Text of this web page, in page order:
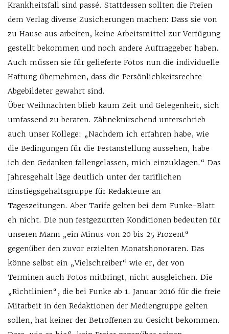
Krankheitsfall sind passé. Stattdessen sollten die Freien
dem Verlag diverse Zusicherungen machen: Dass sie von
zu Hause aus arbeiten, keine Arbeitsmittel zur Verfügung
gestellt bekommen und noch andere Auftraggeber haben.
Auch müssen sie für gelieferte Fotos nun die individuelle
Haftung übernehmen, dass die Persönlichkeitsrechte
Abgebildeter gewahrt sind.
Über Weihnachten blieb kaum Zeit und Gelegenheit, sich
umfassend zu beraten. Zähneknirschend unterschrieb
auch unser Kollege: „Nachdem ich erfahren habe, wie
die Bedingungen für die Festanstellung aussehen, habe
ich den Gedanken fallengelassen, mich einzuklagen.“ Das
Jahresgehalt läge deutlich unter der tariflichen
Einstiegsgehaltsgruppe für Redakteure an
Tageszeitungen. Aber Tarife gelten bei dem Funke-Blatt
eh nicht. Die nun festgezurrten Konditionen bedeuten für
unseren Mann „ein Minus von 20 bis 25 Prozent“
gegenüber den zuvor erzielten Monatshonoraren. Das
könne selbst ein „Vielschreiber“ wie er, der von
Terminen auch Fotos mitbringt, nicht ausgleichen. Die
„Richtlinien“, die bei Funke ab 1. Januar 2016 für die freie
Mitarbeit in den Redaktionen der Mediengruppe gelten
sollen, hat keiner der Betroffenen zu Gesicht bekommen.